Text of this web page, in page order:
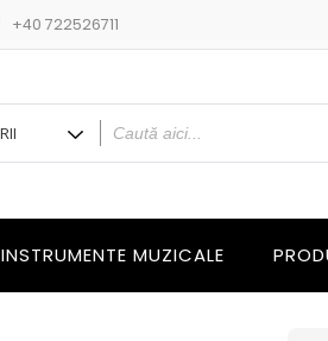
+40 722526711
INSTRUMENTE MUZICALE